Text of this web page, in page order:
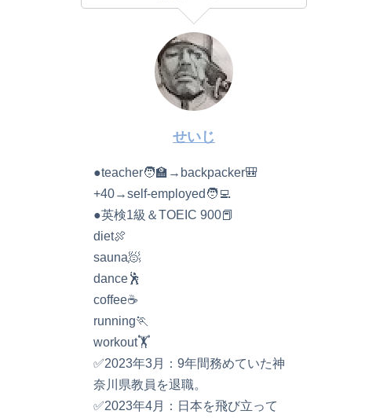
せいじ
●teacher🧑‍🏫→backpacker🎒
+40→self-employed🧑‍💻
●英検1級＆TOEIC 900📕
diet🍖
sauna🧖
dance🕺
coffee☕️
running🏃
workout🏋️
✅2023年3月：9年間務めていた神
奈川県教員を退職。
✅2023年4月：日本を飛び立って